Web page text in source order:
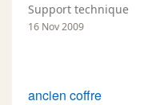
Support technique
16 Nov 2009
ancien coffre